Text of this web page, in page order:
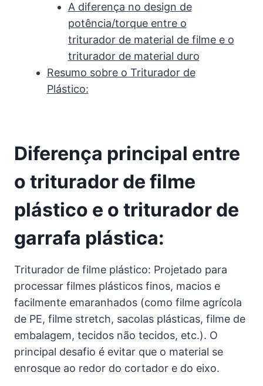
A diferença no design de
potência/torque entre o
triturador de material de filme e o
triturador de material duro
Resumo sobre o Triturador de
Plástico:
Diferença principal entre
o triturador de filme
plástico e o triturador de
garrafa plástica:
Triturador de filme plástico: Projetado para
processar filmes plásticos finos, macios e
facilmente emaranhados (como filme agrícola
de PE, filme stretch, sacolas plásticas, filme de
embalagem, tecidos não tecidos, etc.). O
principal desafio é evitar que o material se
enrosque ao redor do cortador e do eixo.